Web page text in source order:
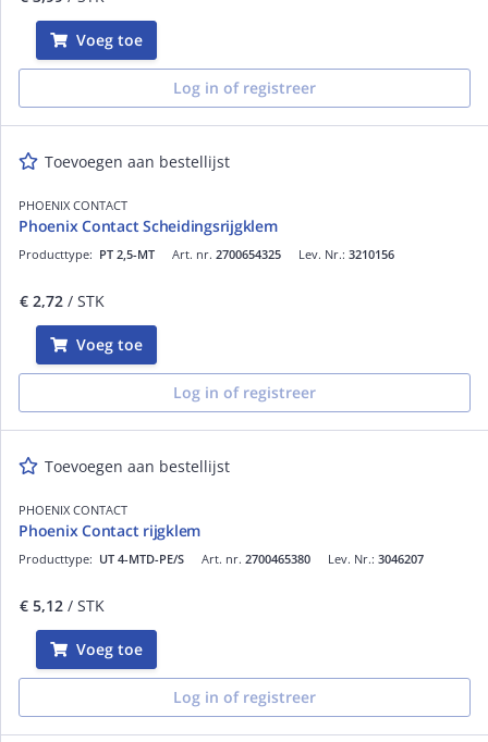
Voeg toe
Log in of registreer
Toevoegen aan bestellijst
PHOENIX CONTACT
Phoenix Contact Scheidingsrijgklem
Art. nr. 2700654325
Producttype: PT 2,5-MT Lev. Nr.: 3210156
€ 2,72 / STK
Voeg toe
Log in of registreer
Toevoegen aan bestellijst
PHOENIX CONTACT
Phoenix Contact rijgklem
Art. nr. 2700465380
Producttype: UT 4-MTD-PE/S Lev. Nr.: 3046207
€ 5,12 / STK
Voeg toe
Log in of registreer